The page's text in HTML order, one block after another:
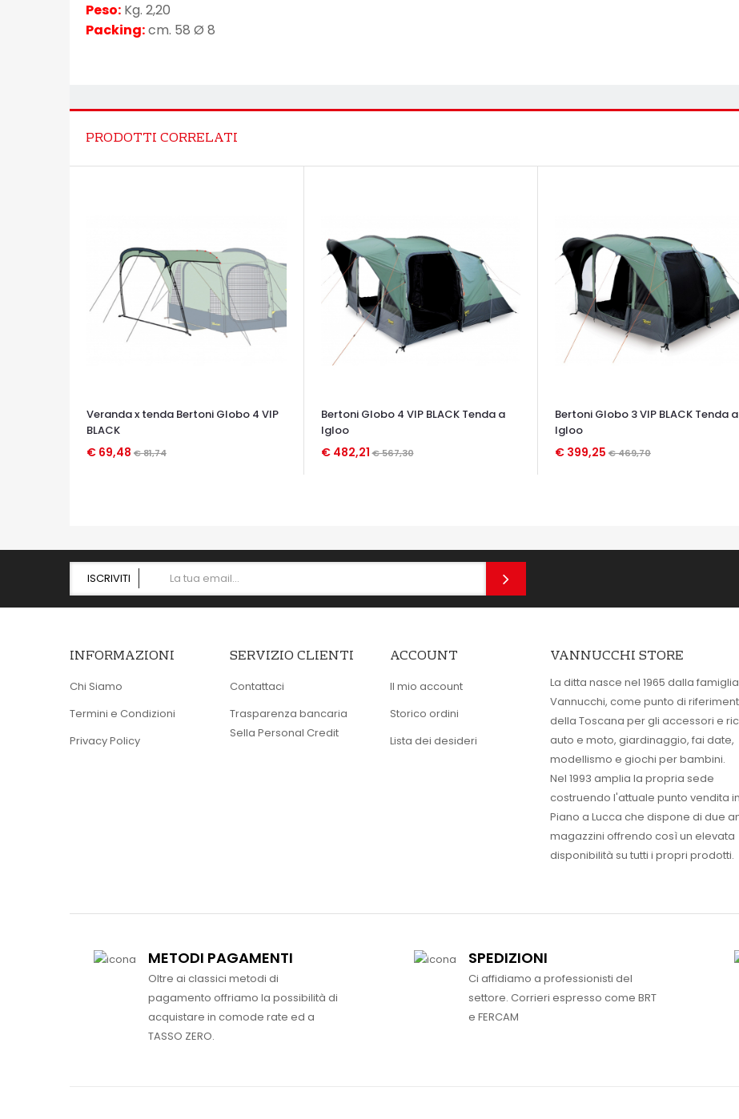
Peso: Kg. 2,20
Packing:cm. 58 Ø 8
PRODOTTI CORRELATI
Veranda x tenda Bertoni Globo 4 VIP
BLACK
€ 69,48 € 81,74
Bertoni Globo 4 VIP BLACK Tenda a
Igloo
€ 482,21€ 567,30
Bertoni Globo 3 VIP BLACK Tenda a
Igloo
€ 399,25 € 469,70
ISCRIVITI
INFORMAZIONI
Chi Siamo
Termini e Condizioni
Privacy Policy
SERVIZIO CLIENTI
Contattaci
Trasparenza bancaria
Sella Personal Credit
ACCOUNT
Il mio account
Storico ordini
Lista dei desideri
VANNUCCHI STORE
La ditta nasce nel 1965 dalla famiglia
Vannucchi, come punto di
della Toscana per gli accessori e
auto e moto, giardinaggio, fai date,
modellismo e giochi per bambini.
Nel 1993 amplia la propria sede
costruendo l'attuale punto vendita in
Piano a Lucca che dispone di due
magazzini offrendo così un elevata
disponibilità su tutti i propri prodotti.
METODI PAGAMENTI
Oltre ai classici metodi di
pagamento offriamo la possibilità di
acquistare in comode rate ed a
TASSO ZERO.
SPEDIZIONI
Ci affidiamo a professionisti del
settore. Corrieri espresso come BRT
e FERCAM